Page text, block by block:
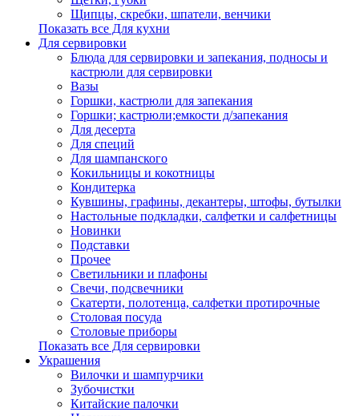
Щипцы, скребки, шпатели, венчики
Показать все Для кухни
Для сервировки
Блюда для сервировки и запекания, подносы и
кастрюли для сервировки
Вазы
Горшки, кастрюли для запекания
Горшки; кастрюли;емкости д/запекания
Для десерта
Для специй
Для шампанского
Кокильницы и кокотницы
Кондитерка
Кувшины, графины, декантеры, штофы, бутылки
Настольные подкладки, салфетки и салфетницы
Новинки
Подставки
Прочее
Светильники и плафоны
Свечи, подсвечники
Скатерти, полотенца, салфетки протирочные
Столовая посуда
Столовые приборы
Показать все Для сервировки
Украшения
Вилочки и шампурчики
Зубочистки
Китайские палочки